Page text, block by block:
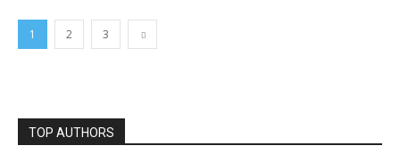
1 2 3
TOP AUTHORS